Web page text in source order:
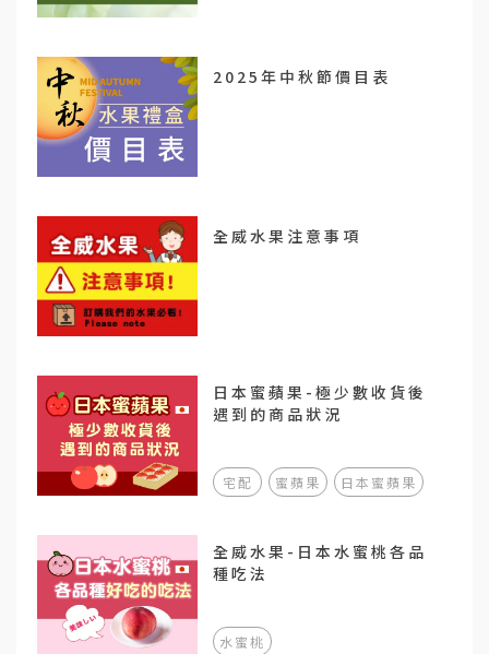
2025年中秋節價目表
全威水果注意事項
日本蜜蘋果-極少數收貨後
遇到的商品狀況
宅配 蜜蘋果 日本蜜蘋果
全威水果-日本水蜜桃各品
種吃法
水蜜桃